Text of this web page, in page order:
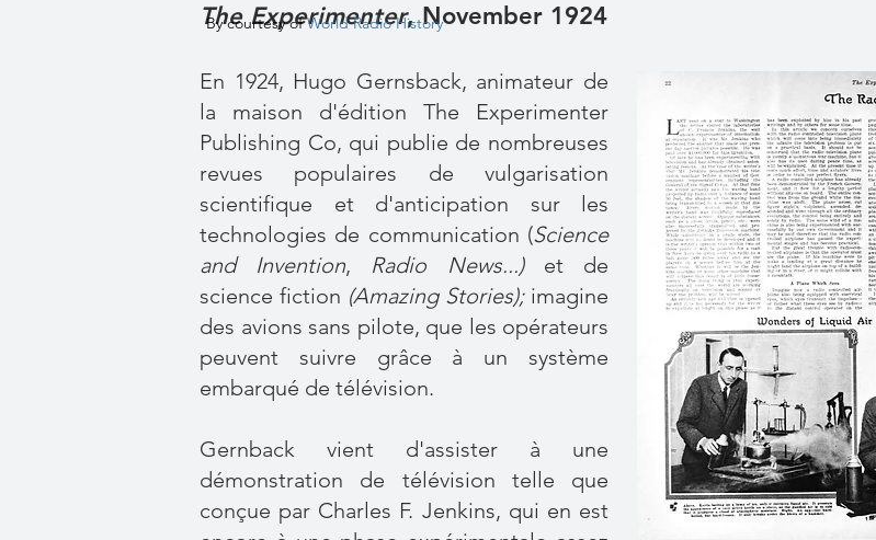
The Experimenter, November 1924
By courtesy ofWorld Radio History
En 1924, Hugo Gernsback, animateur de
la maison d'édition The Experimenter
Publishing Co, qui publie de nombreuses
revues populaires de vulgarisation
scientifique et d'anticipation sur les
technologies de communication (Science
and Invention, Radio News...) et de
science fiction (Amazing Stories);imagine
des avions sans pilote, que les opérateurs
peuvent suivre grâce à un système
embarqué de télévision.
Gernback vient d'assister à une
démonstration de télévision telle que
conçue par Charles F. Jenkins, qui en est